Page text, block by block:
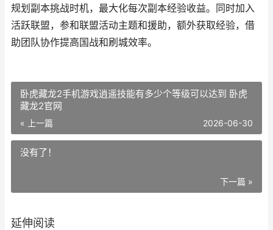
规划副本挑战时机，最大化每次副本经验收益。同时加入
活跃联盟，参和联盟活动主题和援助，额外获取经验，借
助团队协作提高国战和刷城效率。
卧虎藏龙2手机游戏逍遥技能有多少个等级可以达到 卧虎
藏龙2官网
« 上一篇 2026-06-30
没有了！
下一篇 »
延伸阅读